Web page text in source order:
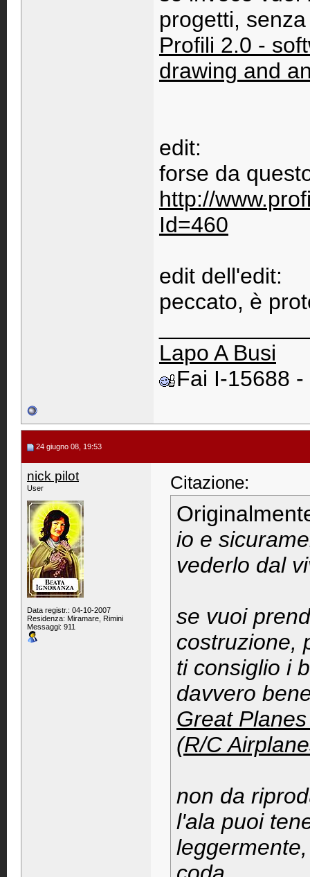
progetti,
Profili 2.0 -
drawing and
edit:
forse da
http://
Id=460
edit dell'edit:
peccato, è
Lapo A Busi
Fai I-15688
24 giugno 08, 19:53
nick pilot
User
Data registr.: 04-10-2007
Residenza: Miramare, Rimini
Messaggi: 911
Citazione:
io e
vederlo dal
se vuoi
costruzione,
ti consiglio i
davvero
Great
(R/C
non da
l'ala puoi